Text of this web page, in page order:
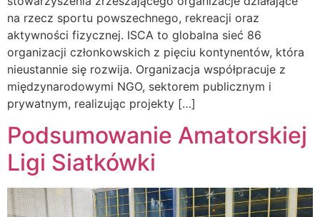
na rzecz sportu powszechnego, rekreacji oraz
aktywności fizycznej. ISCA to globalna sieć 86
organizacji członkowskich z pięciu kontynentów, która
nieustannie się rozwija. Organizacja współpracuje z
międzynarodowymi NGO, sektorem publicznym i
prywatnym, realizując projekty […]
Podsumowanie Amatorskiej
Ligi Siatkówki